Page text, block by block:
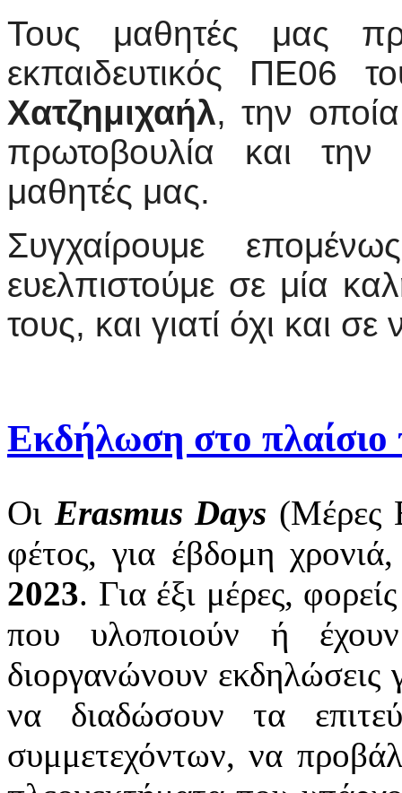
Τους μαθητές μας
εκπαιδευτικός ΠΕ06
Χατζημιχαήλ, την
πρωτοβουλία και
μαθητές μας.
Συγχαίρουμε
ευελπιστούμε σε μία
τους, και γιατί όχι και σε
Εκδήλωση στο
Οι Erasmus Days (Μέρες
φέτος, για έβδομη
2023. Για έξι μέρες,
που υλοποιούν ή έχουν
διοργανώνουν εκδηλώσεις
να διαδώσουν τα
συμμετεχόντων, να